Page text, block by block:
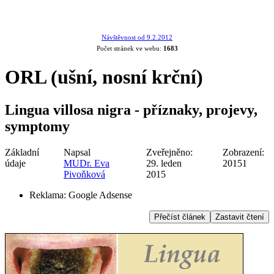
Návštěvnost od 9.2.2012
Počet stránek ve webu: 1683
ORL (ušní, nosní krční)
Lingua villosa nigra - příznaky, projevy,
symptomy
Základní
údaje
Napsal
MUDr. Eva
Pivoňková
Zveřejněno:
29. leden
2015
Zobrazení:
20151
Reklama: Google Adsense
Přečíst článek Zastavit čtení